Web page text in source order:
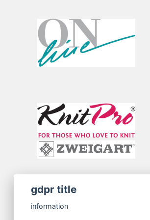
gdpr title
information